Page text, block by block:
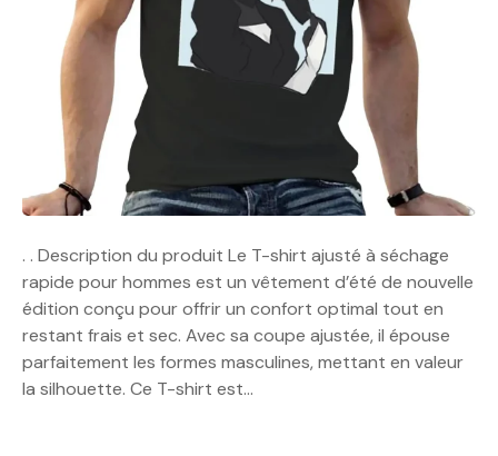
. . Description du produit Le T-shirt ajusté à séchage
rapide pour hommes est un vêtement d’été de nouvelle
édition conçu pour offrir un confort optimal tout en
restant frais et sec. Avec sa coupe ajustée, il épouse
parfaitement les formes masculines, mettant en valeur
la silhouette. Ce T-shirt est…